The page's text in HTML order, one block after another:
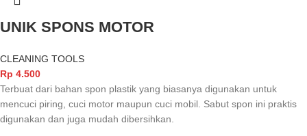
UNIK SPONS MOTOR
CLEANING TOOLS
Rp 4.500
Terbuat dari bahan spon plastik yang biasanya digunakan untuk
mencuci piring, cuci motor maupun cuci mobil. Sabut spon ini praktis
digunakan dan juga mudah dibersihkan.